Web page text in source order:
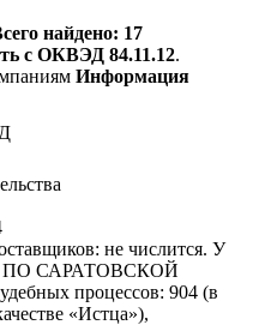
найдено: 17
с ОКВЭД 84.11.12.
Информация
не числится. У
ПО САРАТОВСКОЙ
процессов: 904 (в
«Истца»),